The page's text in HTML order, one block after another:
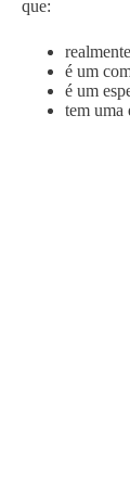
que:
é um
é um
tem uma